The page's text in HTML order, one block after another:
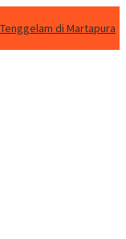
di Martapura